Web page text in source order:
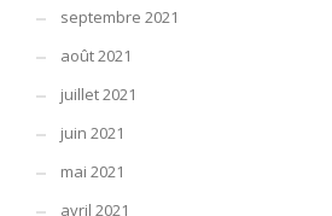
septembre 2021
août 2021
juillet 2021
juin 2021
mai 2021
avril 2021